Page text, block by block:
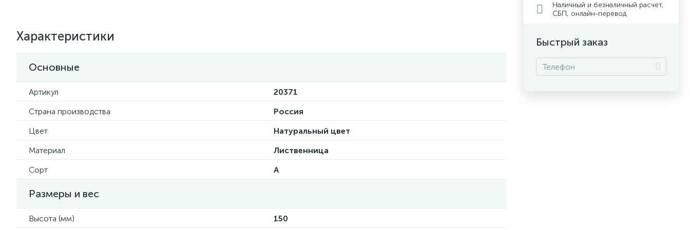
Характеристики
Основные
Артикул
20371
Страна производства
Россия
Цвет
Натуральный цвет
Материал
Лиственница
Сорт
А
Размеры и вес
Высота (мм)
150
Наличный и безналичный расчет,
СБП, онлайн-перевод
Быстрый заказ